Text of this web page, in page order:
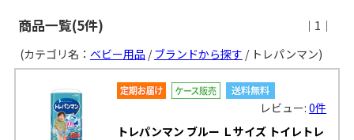
商品一覧(5件)
｜1｜
(カテゴリ名： ベビー用品 /ブランドから探す / トレパンマン)
レビュー:0件
トレパンマン ブルー Ｌサイズ トイレトレ